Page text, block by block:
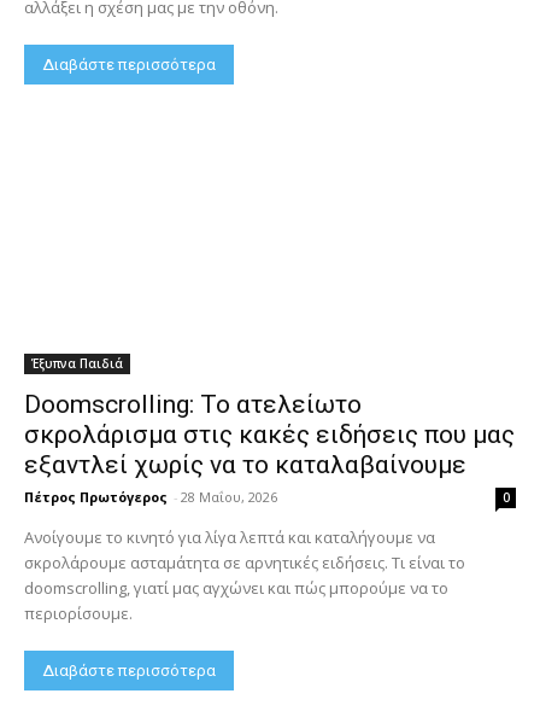
αλλάξει η σχέση μας με την οθόνη.
Διαβάστε περισσότερα
Έξυπνα Παιδιά
Doomscrolling: Το ατελείωτο
σκρολάρισμα στις κακές ειδήσεις που μας
εξαντλεί χωρίς να το καταλαβαίνουμε
Πέτρος Πρωτόγερος - 28 Μαΐου, 2026 0
Ανοίγουμε το κινητό για λίγα λεπτά και καταλήγουμε να
σκρολάρουμε ασταμάτητα σε αρνητικές ειδήσεις. Τι είναι το
doomscrolling, γιατί μας αγχώνει και πώς μπορούμε να το
περιορίσουμε.
Διαβάστε περισσότερα